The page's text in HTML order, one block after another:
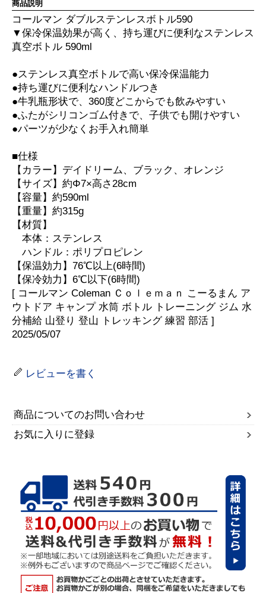
商品説明
コールマン ダブルステンレスボトル590
▼保冷保温効果が高く、持ち運びに便利なステンレス
真空ボトル 590ml
●ステンレス真空ボトルで高い保冷保温能力
●持ち運びに便利なハンドルつき
●牛乳瓶形状で、360度どこからでも飲みやすい
●ふたがシリコンゴム付きで、子供でも開けやすい
●パーツが少なくお手入れ簡単
■仕様
【カラー】デイドリーム、ブラック、オレンジ
【サイズ】約Φ7×高さ28cm
【容量】約590ml
【重量】約315g
【材質】
本体：ステンレス
ハンドル：ポリプロピレン
【保温効力】76℃以上(6時間)
【保冷効力】6℃以下(6時間)
[ コールマン Coleman Ｃｏｌｅｍａｎ こーるまん ア
ウトドア キャンプ 水筒 ボトル トレーニング ジム 水
分補給 山登り 登山 トレッキング 練習 部活 ]
2025/05/07
レビューを書く
商品についてのお問い合わせ
お気に入りに登録